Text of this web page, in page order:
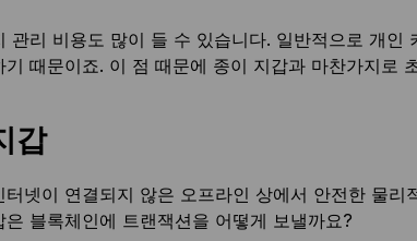
관리 비용도 많이 들 수 있습니다. 일반적으로 개인
기 때문이죠. 이 점 때문에 종이 지갑과 마찬가지로
갑
터넷이 연결되지 않은 오프라인 상에서 안전한 물리
블록체인에 트랜잭션을 어떻게 보낼까요?